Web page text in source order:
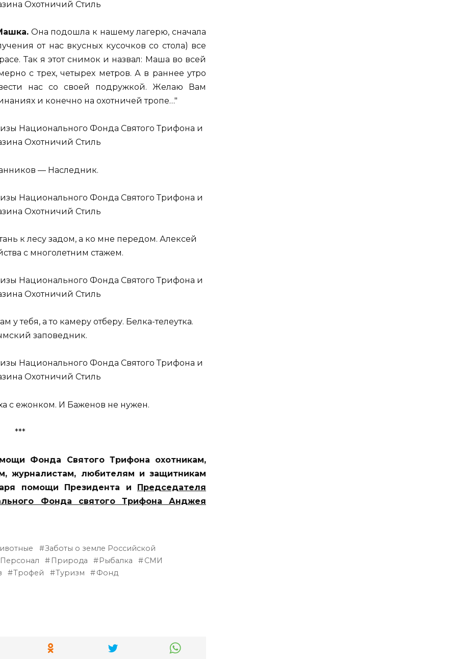
Она подошла к нашему лагерю, сначала
от нас вкусных кусочков со стола) все
Так я этот снимок и назвал: Маша во всей
с трех, четырех метров. А в раннее утро
нас со своей подружкой. Желаю Вам
и конечно на охотничей тропе…"
— Наследник.
к лесу задом, а ко мне передом. Алексей
с многолетним стажем.
тебя, а то камеру отберу. Белка-телеутка.
заповедник.
с ежонком. И Баженов не нужен.
***
Фонда Святого Трифона охотникам,
журналистам, любителям и защитникам
помощи Президента и Председателя
Фонда святого Трифона Анджея
Заботы о земле Российской
Персонал
Природа Рыбалка
СМИ
Трофей Туризм Фонд